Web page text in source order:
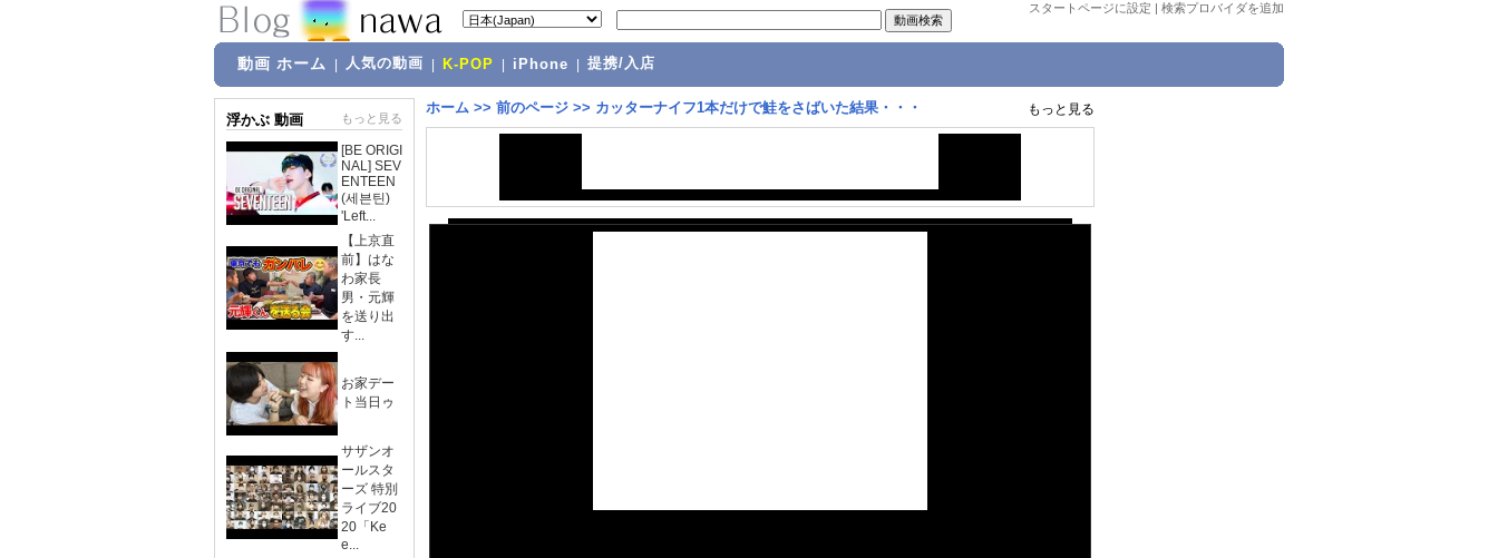
スタートページに設定 | 検索プロバイダを追加
動画 ホーム 人気の動画 K-POP iPhone 提携/入店
浮かぶ 動画 もっと見る
[BE ORIGI
NAL] SEV
ENTEEN
(세븐틴)
'Left...
【上京直
前】はな
わ家長
男・元輝
を送り出
す...
お家デー
ト当日ゥ
サザンオ
ールスタ
ーズ 特別
ライブ20
20「Ke
e...
ホーム >> 前のページ >> カッターナイフ1本だけで鮭をさばいた結果・・・ もっと見る